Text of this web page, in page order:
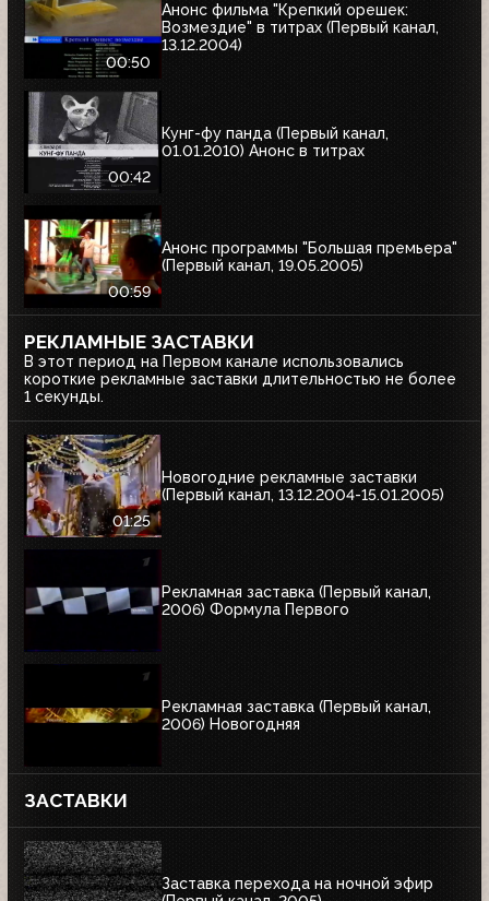
00:50
Анонс фильма "Крепкий орешек:
Возмездие" в титрах (Первый канал,
13.12.2004)
00:42
Кунг-фу панда (Первый канал,
01.01.2010) Анонс в титрах
00:59
Анонс программы "Большая премьера"
(Первый канал, 19.05.2005)
РЕКЛАМНЫЕ ЗАСТАВКИ
В этот период на Первом канале использовались
короткие рекламные заставки длительностью не более
1 секунды.
01:25
Новогодние рекламные заставки
(Первый канал, 13.12.2004-15.01.2005)
Рекламная заставка (Первый канал,
2006) Формула Первого
Рекламная заставка (Первый канал,
2006) Новогодняя
ЗАСТАВКИ
Заставка перехода на ночной эфир